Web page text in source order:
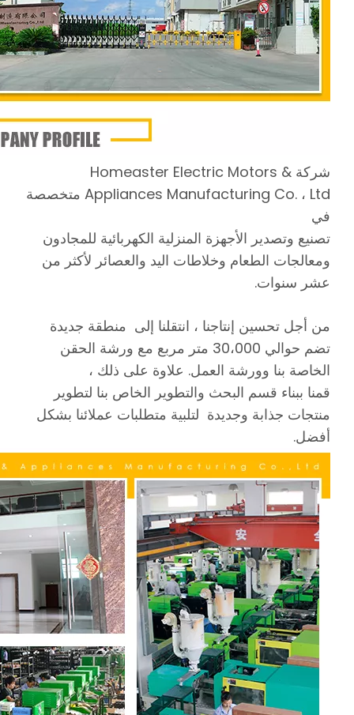
شركة Homeaster Electric Motors &
Appliances Manufacturing Co. ، Ltd متخصصة
في
تصنيع وتصدير الأجهزة المنزلية الكهربائية للمجادون
ومعالجات الطعام وخلاطات اليد والعصائر لأكثر من
عشر سنوات.
من أجل تحسين إنتاجنا ، انتقلنا إلى منطقة جديدة
تضم حوالي 30،000 متر مربع مع ورشة الحقن
الخاصة بنا وورشة العمل. علاوة على ذلك ،
قمنا ببناء قسم البحث والتطوير الخاص بنا لتطوير
منتجات جذابة وجديدة لتلبية متطلبات عملائنا بشكل
أفضل.